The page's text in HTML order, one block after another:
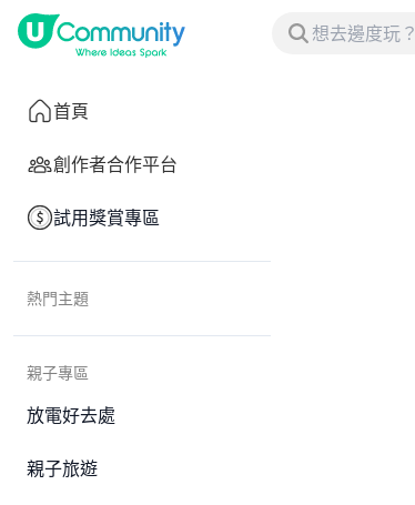
首頁
創作者合作平台
試用獎賞專區
熱門主題
親子專區
放電好去處
親子旅遊